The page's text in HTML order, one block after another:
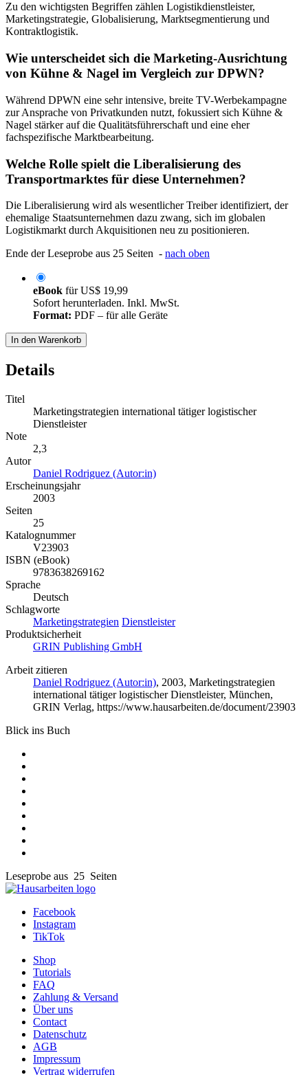
Zu den wichtigsten Begriffen zählen Logistikdienstleister,
Marketingstrategie, Globalisierung, Marktsegmentierung und
Kontraktlogistik.
Wie unterscheidet sich die Marketing-Ausrichtung
von Kühne & Nagel im Vergleich zur DPWN?
Während DPWN eine sehr intensive, breite TV-Werbekampagne
zur Ansprache von Privatkunden nutzt, fokussiert sich Kühne &
Nagel stärker auf die Qualitätsführerschaft und eine eher
fachspezifische Marktbearbeitung.
Welche Rolle spielt die Liberalisierung des
Transportmarktes für diese Unternehmen?
Die Liberalisierung wird als wesentlicher Treiber identifiziert, der
ehemalige Staatsunternehmen dazu zwang, sich im globalen
Logistikmarkt durch Akquisitionen neu zu positionieren.
Ende der Leseprobe aus 25 Seiten - nach oben
eBook fürUS$ 19,99
Sofort herunterladen. Inkl. MwSt.
Format: PDF – für alle Geräte
In den Warenkorb
Details
Titel
Marketingstrategien international tätiger logistischer
Dienstleister
Note
2,3
Autor
Daniel Rodriguez (Autor:in)
Erscheinungsjahr
2003
Seiten
25
Katalognummer
V23903
ISBN (eBook)
9783638269162
Sprache
Deutsch
Schlagworte
Marketingstrategien Dienstleister
Produktsicherheit
GRIN Publishing GmbH
Arbeit zitieren
Daniel Rodriguez (Autor:in), 2003, Marketingstrategien
international tätiger logistischer Dienstleister, München,
GRIN Verlag, https://www.hausarbeiten.de/document/23903
Blick ins Buch
Leseprobe aus 25 Seiten
Facebook
Instagram
TikTok
Shop